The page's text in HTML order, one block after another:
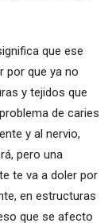
que ese
por que ya no
y tejidos que
de caries
y al nervio,
pero una
te va a doler por
en estructuras
que se afecto